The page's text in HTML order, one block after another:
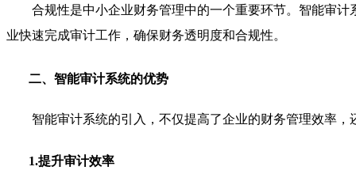
合规性是中小企业财务管理中的一个重要环节。智能审
业快速完成审计工作，确保财务透明度和合规性。
二、智能审计系统的优势
智能审计系统的引入，不仅提高了企业的财务管理效率，
1.提升审计效率